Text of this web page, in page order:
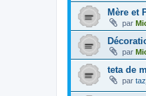
Mère et
par
par
teta de
par